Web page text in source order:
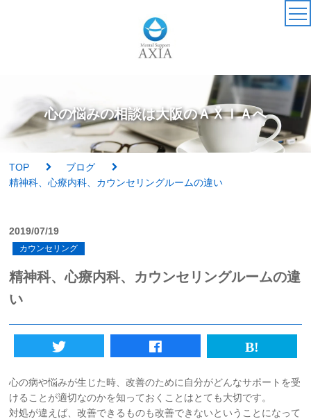
カウンセラー
アクセス・受付時間
サービス・料金一覧
実績紹介
初めての方へ
ハラスメント対策資格
心の悩みの相談は大阪のＡＸＩＡへ
TOP
ブログ
精神科、心療内科、カウンセリングルームの違い
2019/07/19
カウンセリング
精神科、心療内科、カウンセリングルームの違
い
心の病や悩みが生じた時、改善のために自分がどんなサポートを受
けることが適切なのかを知っておくことはとても大切です。
対処が違えば、改善できるものも改善できないということになって